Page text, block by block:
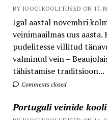
BY JOOGIKOOLITUSED ON 17.
Igal aastal novembri
veinimaailmas uus aasta.
pudelitesse villitud
valminud vein –
tähistamise traditsioon...
Comments closed
Portugali veinide